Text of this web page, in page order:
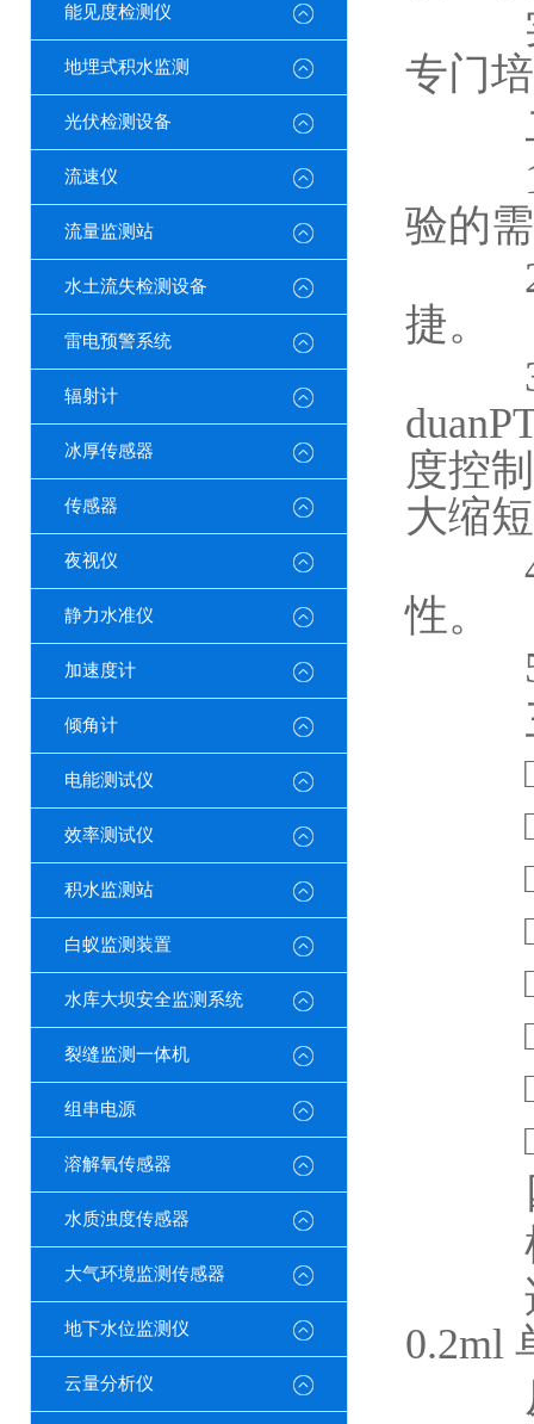
能见度检测仪
地埋式积水监测
光伏检测设备
流速仪
流量监测站
水土流失检测设备
雷电预警系统
辐射计
冰厚传感器
传感器
夜视仪
静力水准仪
加速度计
倾角计
电能测试仪
效率测试仪
积水监测站
白蚁监测装置
水库大坝安全监测系统
裂缝监测一体机
组串电源
溶解氧传感器
水质浊度传感器
大气环境监测传感器
地下水位监测仪
云量分析仪
实
专门
二
1.
验的
2.
捷。
度控
大缩
4.
性。
5.
三
□
□
□
□
□
□
□
□
四
样
适
0.2ml
反